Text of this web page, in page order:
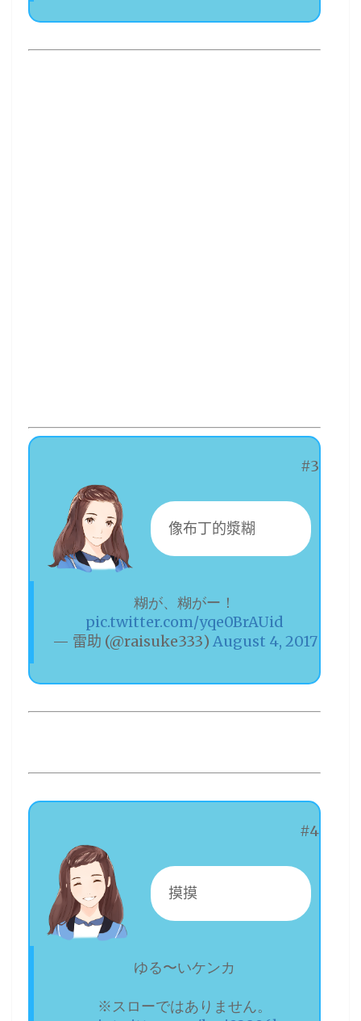
#3
像布丁的漿糊
糊が、糊がー！
pic.twitter.com/yqe0BrAUid
— 雷助 (@raisuke333) August 4, 2017
#4
摸摸
ゆる〜いケンカ
※スローではありません。